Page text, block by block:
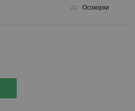
Осокорки